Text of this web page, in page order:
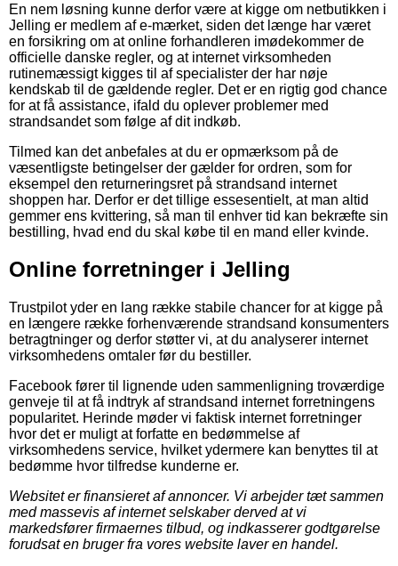
En nem løsning kunne derfor være at kigge om netbutikken i
Jelling er medlem af e-mærket, siden det længe har været
en forsikring om at online forhandleren imødekommer de
officielle danske regler, og at internet virksomheden
rutinemæssigt kigges til af specialister der har nøje
kendskab til de gældende regler. Det er en rigtig god chance
for at få assistance, ifald du oplever problemer med
strandsandet som følge af dit indkøb.
Tilmed kan det anbefales at du er opmærksom på de
væsentligste betingelser der gælder for ordren, som for
eksempel den returneringsret på strandsand internet
shoppen har. Derfor er det tillige essesentielt, at man altid
gemmer ens kvittering, så man til enhver tid kan bekræfte sin
bestilling, hvad end du skal købe til en mand eller kvinde.
Online forretninger i Jelling
Trustpilot yder en lang række stabile chancer for at kigge på
en længere række forhenværende strandsand konsumenters
betragtninger og derfor støtter vi, at du analyserer internet
virksomhedens omtaler før du bestiller.
Facebook fører til lignende uden sammenligning troværdige
genveje til at få indtryk af strandsand internet forretningens
popularitet. Herinde møder vi faktisk internet forretninger
hvor det er muligt at forfatte en bedømmelse af
virksomhedens service, hvilket ydermere kan benyttes til at
bedømme hvor tilfredse kunderne er.
Websitet er finansieret af annoncer. Vi arbejder tæt sammen
med massevis af internet selskaber derved at vi
markedsfører firmaernes tilbud, og indkasserer godtgørelse
forudsat en bruger fra vores website laver en handel.